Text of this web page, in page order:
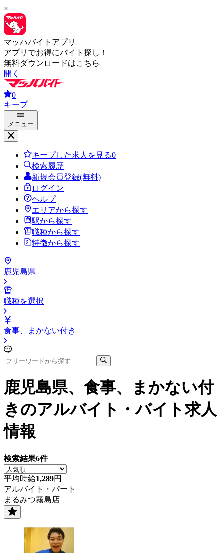
×
マッハバイトアプリ
アプリでお得にバイト探し！
無料ダウンロードはこちら
開く
0
キープ
メニュー
キープした求人を見る0
検索履歴
新規会員登録(無料)
ログイン
ヘルプ
エリアから探す
駅から探す
職種から探す
特徴から探す
鹿児島県
職種を選択
食事、まかない付き
鹿児島県、食事、まかない付
きのアルバイト・バイト求人
情報
検索結果6件
平均時給1,289円
アルバイト・パート
まるみつ霧島店